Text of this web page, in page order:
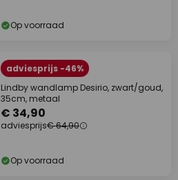
Op voorraad
adviesprijs -46%
Lindby wandlamp Desirio, zwart/goud,
35cm, metaal
€ 34,90
adviesprijs€ 64,90
Op voorraad